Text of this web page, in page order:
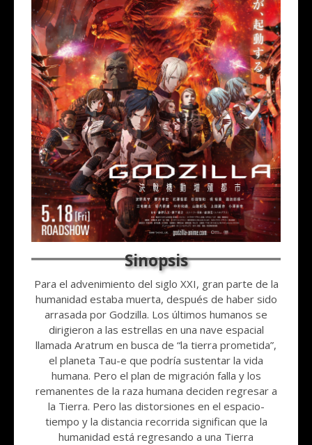
Para el advenimiento del siglo XXI, gran parte de la
humanidad estaba muerta, después de haber sido
arrasada por Godzilla. Los últimos humanos se
dirigieron a las estrellas en una nave espacial
llamada Aratrum en busca de “la tierra prometida”,
el planeta Tau-e que podría sustentar la vida
humana. Pero el plan de migración falla y los
remanentes de la raza humana deciden regresar a
la Tierra. Pero las distorsiones en el espacio-
tiempo y la distancia recorrida significan que la
humanidad está regresando a una Tierra